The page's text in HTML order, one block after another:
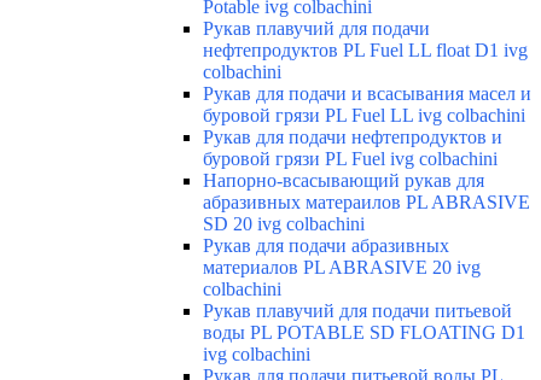
Potable ivg colbachini
Рукав плавучий для подачи
нефтепродуктов PL Fuel LL float D1 ivg
colbachini
Рукав для подачи и всасывания масел и
буровой грязи PL Fuel LL ivg colbachini
Рукав для подачи нефтепродуктов и
буровой грязи PL Fuel ivg colbachini
Напорно-всасывающий рукав для
абразивных матераилов PL ABRASIVE
SD 20 ivg colbachini
Рукав для подачи абразивных
материалов PL ABRASIVE 20 ivg
colbachini
Рукав плавучий для подачи питьевой
воды PL POTABLE SD FLOATING D1
ivg colbachini
Рукав для подачи питьевой воды PL